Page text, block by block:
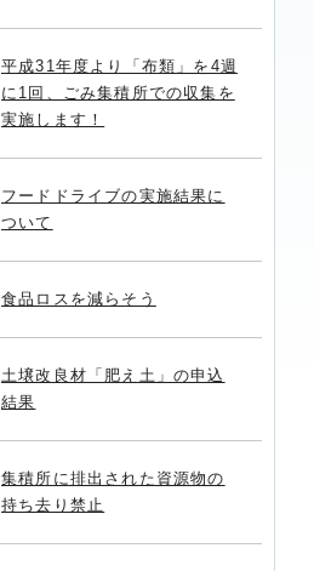
平成31年度より「布類」を4週
に1回、ごみ集積所での収集を
実施します！
フードドライブの実施結果に
ついて
食品ロスを減らそう
土壌改良材「肥え土」の申込
結果
集積所に排出された資源物の
持ち去り禁止